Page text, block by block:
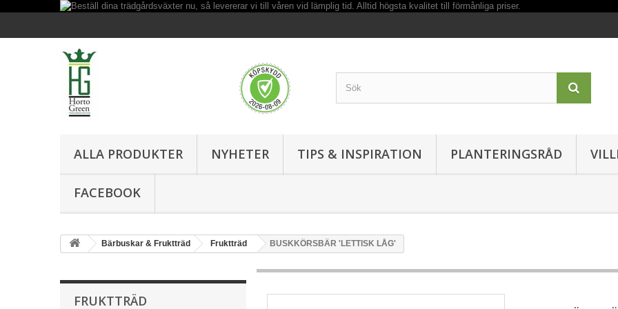
ALLA PRODUKTER NYHETER TIPS & INSPIRATION PLANTERINGSRÅD
FACEBOOK
Bärbuskar & Fruktträd Fruktträd BUSKKÖRSBÄR 'LETTISK LÅG'
FRUKTTRÄD